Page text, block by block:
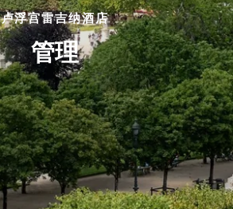
卢浮宫雷吉纳酒店
管理